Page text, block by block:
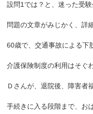
設問1では？と、迷った受
問題の文章がみじかく、詳
60歳で、交通事故による下
介護保険制度の利用はそぐ
Ｄさんが、退院後、障害者
手続きに入る段階まで、お